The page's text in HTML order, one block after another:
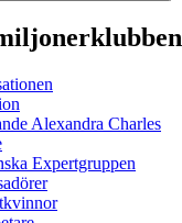
Alexandra Charles
Expertgruppen